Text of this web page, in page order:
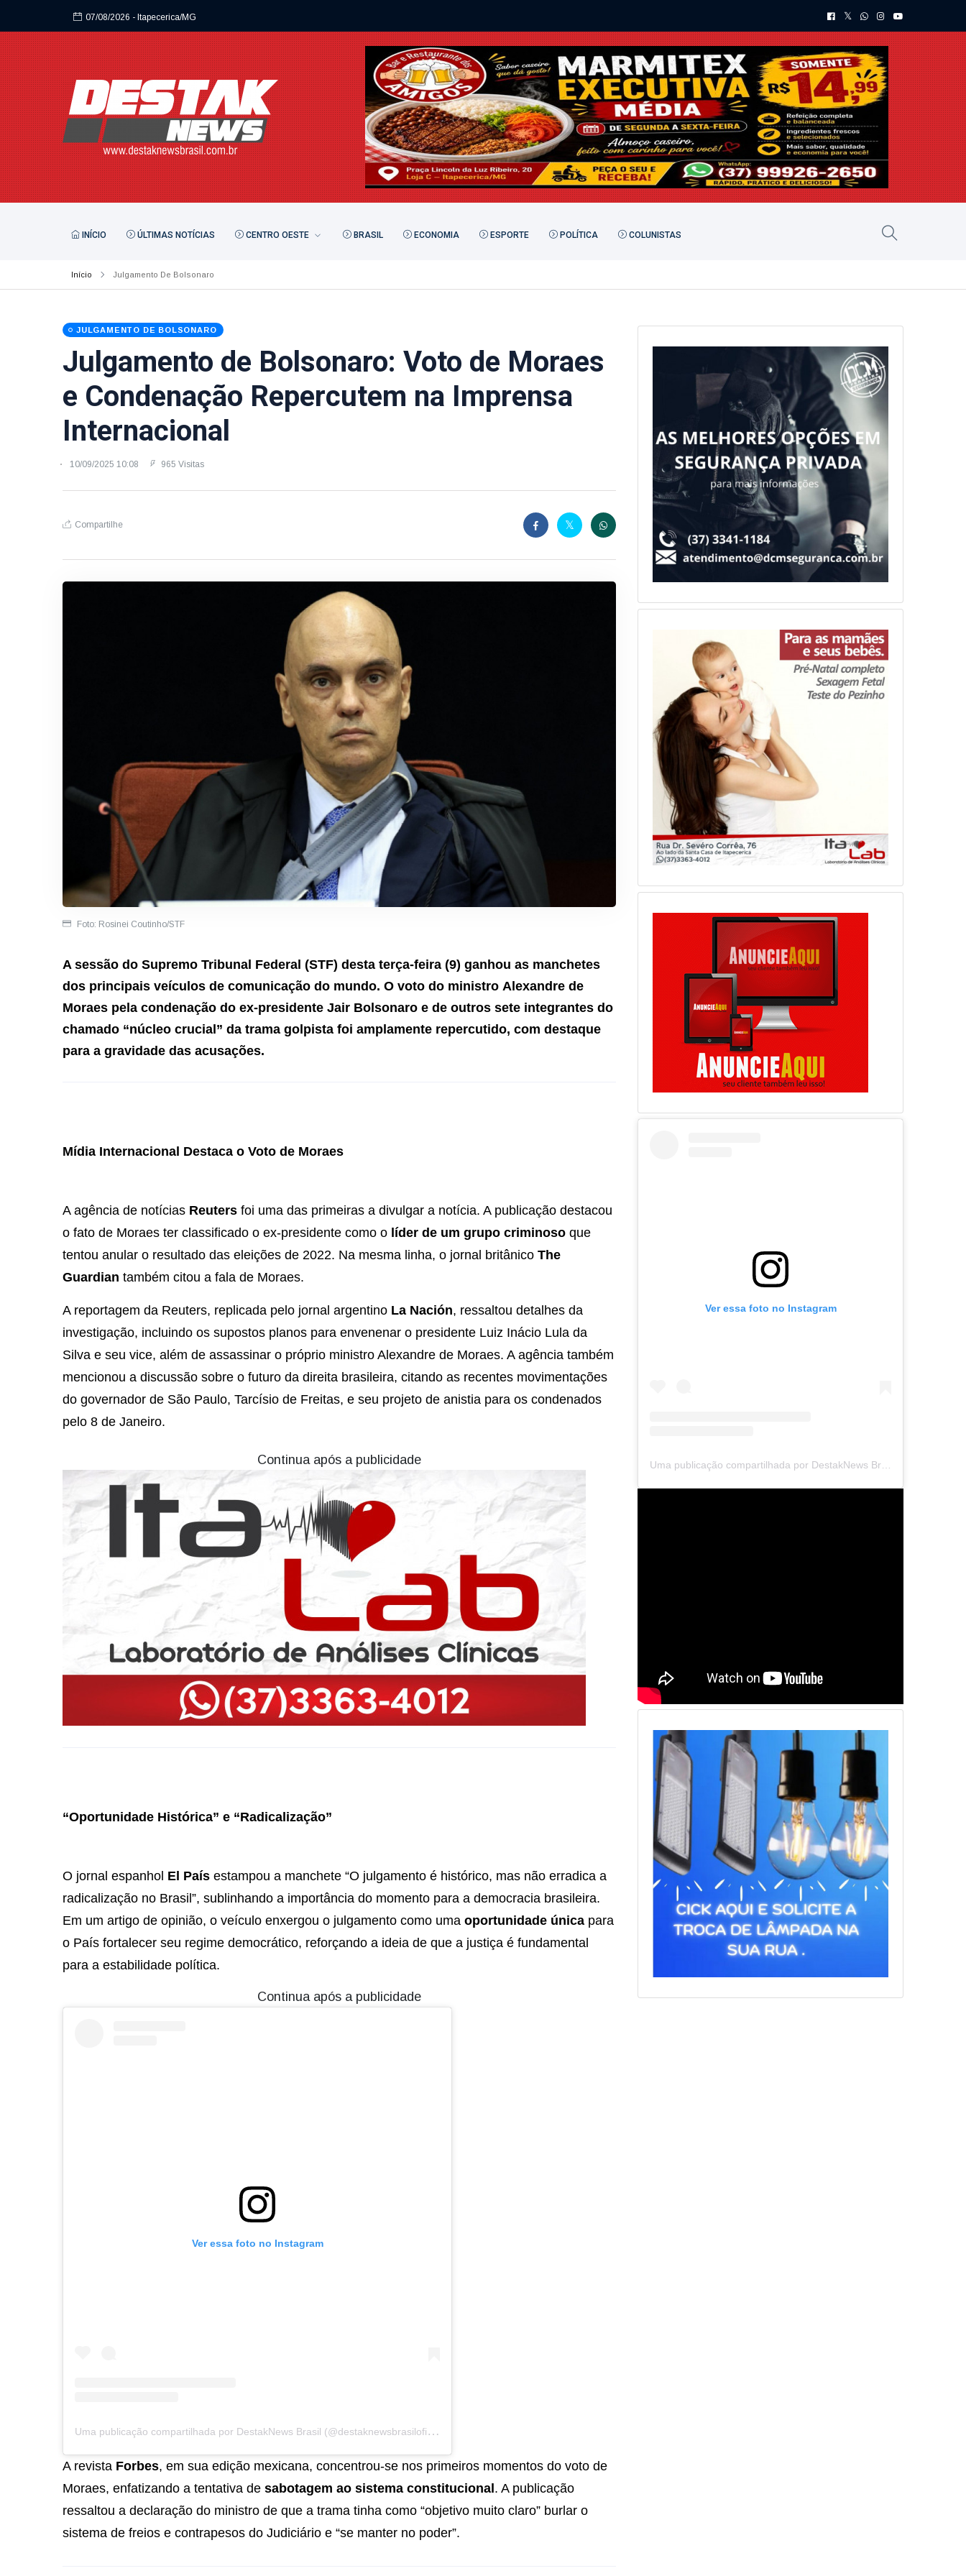
07/08/2026
- Itapecerica/MG
INÍCIO ÚLTIMAS NOTÍCIAS CENTRO OESTE BRASIL ECONOMIA ESPORTE POLÍTICA COLUNISTAS
Início Julgamento De Bolsonaro
JULGAMENTO DE BOLSONARO
Julgamento de Bolsonaro: Voto de Moraes
e Condenação Repercutem na Imprensa
Internacional
10/09/2025 10:08 965 Visitas
Compartilhe
Foto: Rosinei Coutinho/STF
A sessão do Supremo Tribunal Federal (STF) desta terça-feira (9) ganhou as manchetes
dos principais veículos de comunicação do mundo. O voto do ministro Alexandre de
Moraes pela condenação do ex-presidente Jair Bolsonaro e de outros sete integrantes do
chamado “núcleo crucial” da trama golpista foi amplamente repercutido, com destaque
para a gravidade das acusações.
Mídia Internacional Destaca o Voto de Moraes
A agência de notícias Reuters foi uma das primeiras a divulgar a notícia. A publicação destacou
o fato de Moraes ter classificado o ex-presidente como o líder de um grupo criminoso que
tentou anular o resultado das eleições de 2022. Na mesma linha, o jornal britânico The
Guardian também citou a fala de Moraes.
A reportagem da Reuters, replicada pelo jornal argentino La Nación, ressaltou detalhes da
investigação, incluindo os supostos planos para envenenar o presidente Luiz Inácio Lula da
Silva e seu vice, além de assassinar o próprio ministro Alexandre de Moraes. A agência também
mencionou a discussão sobre o futuro da direita brasileira, citando as recentes movimentações
do governador de São Paulo, Tarcísio de Freitas, e seu projeto de anistia para os condenados
pelo 8 de Janeiro.
Continua após a publicidade
“Oportunidade Histórica” e “Radicalização”
O jornal espanhol El País estampou a manchete “O julgamento é histórico, mas não erradica a
radicalização no Brasil”, sublinhando a importância do momento para a democracia brasileira.
Em um artigo de opinião, o veículo enxergou o julgamento como uma oportunidade única para
o País fortalecer seu regime democrático, reforçando a ideia de que a justiça é fundamental
para a estabilidade política.
Continua após a publicidade
Ver essa foto no Instagram
U
ma publicação compartilhada por DestakNews Brasil (@destaknewsbrasiloficial)
A revista Forbes, em sua edição mexicana, concentrou-se nos primeiros momentos do voto de
Moraes, enfatizando a tentativa de sabotagem ao sistema constitucional . A publicação
ressaltou a declaração do ministro de que a trama tinha como “objetivo muito claro” burlar o
sistema de freios e contrapesos do Judiciário e “se manter no poder”.
Ver essa foto no Instagram